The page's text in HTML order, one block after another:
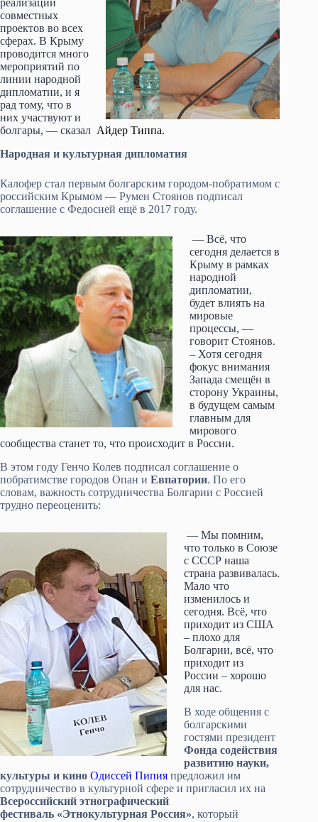
реализации
совместных
проектов во всех
сферах. В Крыму
проводится много
мероприятий по
линии народной
дипломатии, и я
рад тому, что в
них участвуют и
болгары, — сказал Айдер Типпа.
Народная и культурная дипломатия
Калофер стал первым болгарским городом-побратимом с
российским Крымом — Румен Стоянов подписал
соглашение с Федосией ещё в 2017 году.
— Всё, что
сегодня делается в
Крыму в рамках
народной
дипломатии,
будет влиять на
мировые
процессы, —
говорит Стоянов.
– Хотя сегодня
фокус внимания
Запада смещён в
сторону Украины,
в будущем самым
главным для
мирового
сообщества станет то, что происходит в России.
В этом году Генчо Колев подписал соглашение о
побратимстве городов Опан и Евпатории. По его
словам, важность сотрудничества Болгарии с Россией
трудно переоценить:
— Мы помним,
что только в Союзе
с СССР наша
страна развивалась.
Мало что
изменилось и
сегодня. Всё, что
приходит из США
– плохо для
Болгарии, всё, что
приходит из
России – хорошо
для нас.
В ходе общения с
болгарскими
гостями президент
Фонда содействия
развитию науки,
культуры и кино Одиссей Пипия предложил им
сотрудничество в культурной сфере и пригласил их на
Всероссийский этнографический
фестиваль «Этнокультурная Россия», который